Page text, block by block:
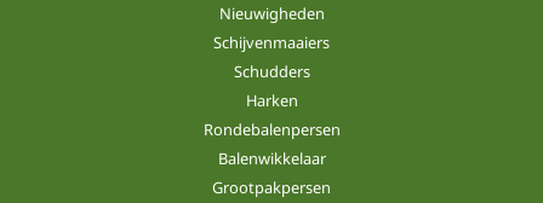
Nieuwigheden
Schijvenmaaiers
Schudders
Harken
Rondebalenpersen
Balenwikkelaar
Grootpakpersen